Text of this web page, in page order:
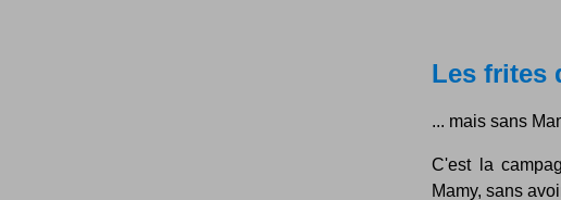
Les frites
... mais sans
C'est la
Mamy, sans